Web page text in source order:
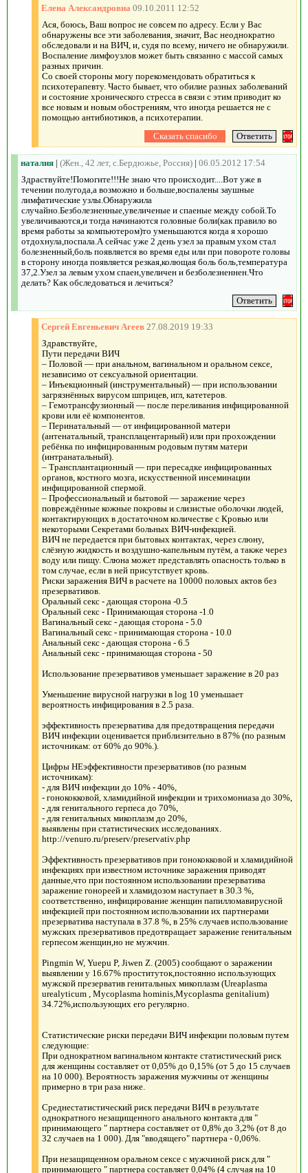
Елена Александровна 09.10.2011 12:52
Ася, боюсь, Ваш вопрос не совсем по адресу. Если у Вас
обнаружены все эти заболевания, значит, Вас неоднократно
обследовали и на ВИЧ, и, судя по всему, ничего не обнаружили.
Воспаление лимфоузлов может быть связанно с массой самых
разных причин.
Со своей стороны могу порекомендовать обратиться к
психотерапевту. Часто бывает, что обилие разных заболеваний
и состояние хронического стресса в связи с этим приводит ко
все новым и новым обострениям, что иногда решается не с
помощью антибиотиков, а психотерапии.
наталия | (Жен., 42 лет, с.Бердюжье, Россия) | 06.05.2012 17:54
Здраствуйте!Помогите!!!Не знаю что происходит....Вот уже в
течении полугода,а возможно и больше,воспалены заушные
лимфатические узлы.Обнаружила
случайно.Безболезненные,увеличеные и спаеные между собой.То
увеличиваются,и тогда начинаются головные боли(как правило во
время работы за компьютером)то уменьшаются когда я хорошо
отдохнула,поспала.А сейчас уже 2 день узел за правым ухом стал
болезненный,боль появляется во время еды или при повороте головы
в сторону иногда появляется резкая,колющая боль боль,температура
37,2.Узел за левым ухом спаен,увеличен и безболезненнен.Что
делать? Как обследоваться и лечиться?
Сергей Евгеньевич Агеев 27.08.2019 19:33
Здравствуйте,
Пути передачи ВИЧ
– Половой — при анальном, вагинальном и оральном сексе,
независимо от сексуальной ориентации.
– Инъекционный (инструментальный) — при использовании
загрязнённых вирусом шприцев, игл, катетеров.
– Гемотрансфузионный — после переливания инфицированной
крови или её компонентов.
– Перинатальный — от инфицированной матери
(антенатальный, трансплацентарный) или при прохождении
ребёнка по инфицированным родовым путям матери
(интранатальный).
– Трансплантационный — при пересадке инфицированных
органов, костного мозга, искусственной инсеминации
инфицированной спермой.
– Профессиональный и бытовой — заражение через
повреждённые кожные покровы и слизистые оболочки людей,
контактирующих в достаточном количестве с Кровью или
некоторыми Секретами больных ВИЧ-инфекцией.
ВИЧ не передается при бытовых контактах, через слюну,
слёзную жидкость и воздушно-капельным путём, а также через
воду или пищу. Слюна может представлять опасность только в
том случае, если в ней присутствует кровь.
Риски заражения ВИЧ в расчете на 10000 половых актов без
презервативов.
Оральный секс - дающая сторона -0.5
Оральный секс - Принимающая сторона -1.0
Вагинальный секс - дающая сторона - 5.0
Вагинальный секс - принимающая сторона - 10.0
Анальный секс - дающая сторона - 6.5
Анальный секс - принимающая сторона - 50
Использование презервативов уменьшает заражение в 20 раз
Уменьшение вирусной нагрузки в log 10 уменьшает
вероятность инфицирования в 2.5 раза.
эффективность презерватива для предотвращения передачи
ВИЧ инфекции оценивается приблизительно в 87% (по разным
источникам: от 60% до 90%.).
Цифры НЕэффективности презервативов (по разным
источникам):
- для ВИЧ инфекции до 10% - 40%,
- гонококковой, хламидийной инфекции и трихомониаза до 30%,
- для генитального герпеса до 70%,
- для генитальных микоплазм до 20%,
выявлены при статистических исследованиях.
http://venuro.ru/preserv/preservativ.php
Эффективность презервативов при гонококковой и хламидийной
инфекциях при известном источнике заражения приводят
данные,что при постоянном использовании презерватива
заражение гонореей и хламидозом наступает в 30.3 %,
соответственно, инфицирование женщин папилломавирусной
инфекцией при постоянном использовании их партнерами
презерватива наступала в 37.8 %, в 25% случаев использование
мужских презервативов предотвращает заражение генитальным
герпесом женщин,но не мужчин.
Pingmin W, Yuepu P, Jiwen Z. (2005) сообщают о заражении
выявлении у 16.67% проституток,постоянно использующих
мужской презерватив генитальных микоплазм (Ureaplasma
urealyticum , Mycoplasma hominis,Mycoplasma genitalium)
34.72%,использующих его регулярно.
Статистические риски передачи ВИЧ инфекции половым путем
следующие:
При однократном вагинальном контакте статистический риск
для женщины составляет от 0,05% до 0,15% (от 5 до 15 случаев
на 10 000). Вероятность заражения мужчины от женщины
примерно в три раза ниже.
Cреднестатистический риск передачи ВИЧ в результате
однократного незащищенного анального контакта для "
принимающего " партнера составляет от 0,8% до 3,2% (от 8 до
32 случаев на 1 000). Для "вводящего" партнера - 0,06%.
При незащищенном оральном сексе с мужчиной риск для "
принимающего " партнера составляет 0,04% (4 случая на 10